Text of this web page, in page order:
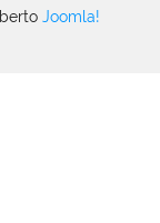
Joomla!